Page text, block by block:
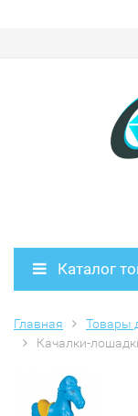
Каталог
Главная Товары
Качалки-